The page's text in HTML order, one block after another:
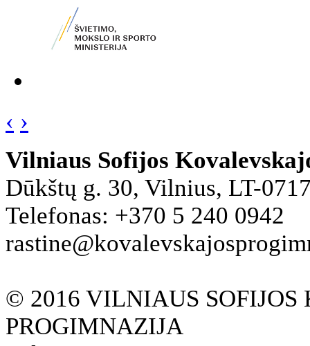
‹ ›
Vilniaus Sofijos
Dūkštų g. 30, Vilnius, LT-
Telefonas: +370 5 240 0942
© 2016 VILNIAUS SOFIJOS
PROGIMNAZIJA